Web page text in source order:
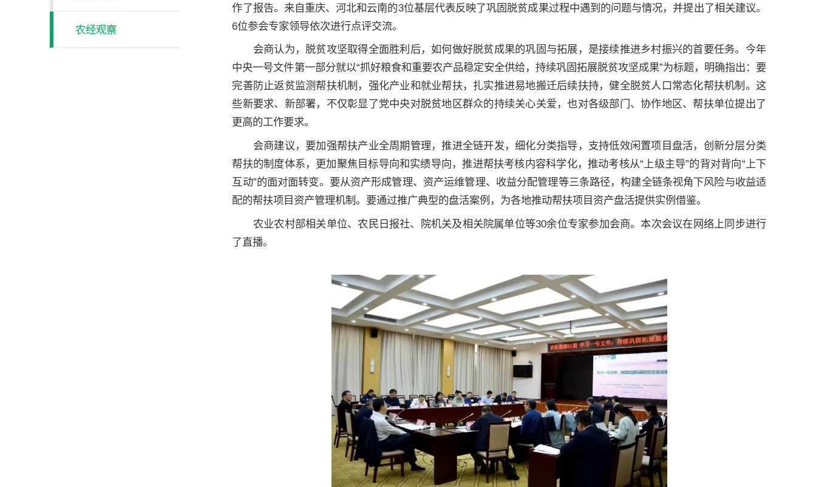
农经观察
作了报告。来自重庆、河北和云南的3位基层代表反映了巩固脱贫成果过程中遇到的问题与情况，并提出了相关建议。
6位参会专家领导依次进行点评交流。
会商认为，脱贫攻坚取得全面胜利后，如何做好脱贫成果的巩固与拓展，是接续推进乡村振兴的首要任务。今年
中央一号文件第一部分就以“抓好粮食和重要农产品稳定安全供给，持续巩固拓展脱贫攻坚成果”为标题，明确指出：要
完善防止返贫监测帮扶机制，强化产业和就业帮扶，扎实推进易地搬迁后续扶持，健全脱贫人口常态化帮扶机制。这
些新要求、新部署，不仅彰显了党中央对脱贫地区群众的持续关心关爱，也对各级部门、协作地区、帮扶单位提出了
更高的工作要求。
会商建议，要加强帮扶产业全周期管理，推进全链开发，细化分类指导，支持低效闲置项目盘活，创新分层分类
帮扶的制度体系，更加聚焦目标导向和实绩导向，推进帮扶考核内容科学化，推动考核从“上级主导”的背对背向“上下
互动”的面对面转变。要从资产形成管理、资产运维管理、收益分配管理等三条路径，构建全链条视角下风险与收益适
配的帮扶项目资产管理机制。要通过推广典型的盘活案例，为各地推动帮扶项目资产盘活提供实例借鉴。
农业农村部相关单位、农民日报社、院机关及相关院属单位等30余位专家参加会商。本次会议在网络上同步进行
了直播。